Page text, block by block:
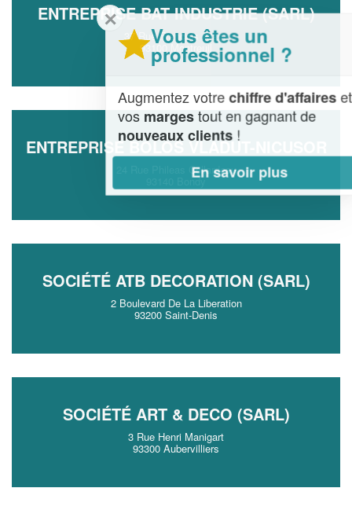
ENTREPRISE BAT INDUSTRIE (SARL)
37 Rue Francois Arago
93100 Montreuil
ENTREPRISE BOLOS VLADUT-NICUSOR
24 Rue Phileas Collardeau
93140 Bondy
SOCIÉTÉ ATB DECORATION (SARL)
2 Boulevard De La Liberation
93200 Saint-Denis
SOCIÉTÉ ART & DECO (SARL)
3 Rue Henri Manigart
93300 Aubervilliers
✕
Vous êtes un
professionnel ?
Augmentez votrechiffre d'affaireset
vosmargestout en gagnant de
nouveaux clients!
En savoir plus